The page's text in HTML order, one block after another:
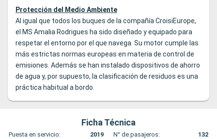
Protección del Medio Ambiente
Al igual que todos los buques de la compañía CroisiEurope,
el MS Amalia Rodrigues ha sido diseñado y equipado para
respetar el entorno por el que navega. Su motor cumple las
más estrictas normas europeas en materia de control de
emisiones. Además se han instalado dispositivos de ahorro
de agua y, por supuesto, la clasificación de residuos es una
práctica habitual a bordo.
Ficha Técnica
Puesta en servicio: 2019 N° de pasajeros:
132